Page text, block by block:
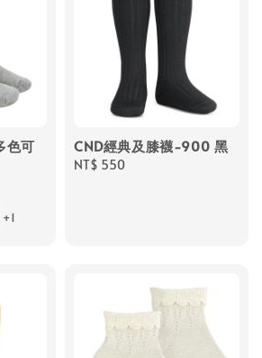
色可
+1
CND經典及膝襪-900 黑
Regular
NT$ 550